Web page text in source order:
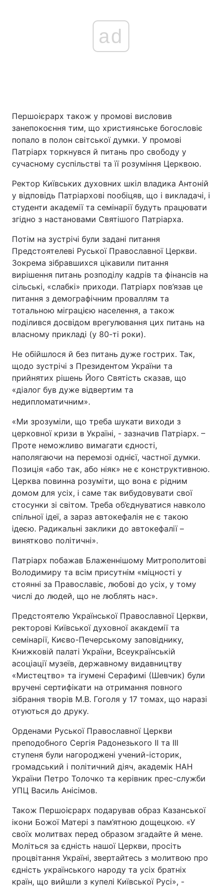
ad
Першоієрарх також у промові висловив
занепокоєння тим, що християнське богословіє
попало в полон світської думки. У промові
Патріарх торкнувся й питань про свободу у
сучасному суспільстві та її розуміння Церквою.
Ректор Київських духовних шкіл владика Антоній
у відповідь Патріархові пообіцяв, що і викладачі, і
студенти академії та семінарії будуть працювати
згідно з настановами Святішого Патріарха.
Потім на зустрічі були задані питання
Предстоятелеві Руської Православної Церкви.
Зокрема зібравшихся цікавили питання
вирішення питань розподілу кадрів та фінансів на
сільські, «слабкі» приходи. Патріарх пов’язав це
питання з демографічним проваллям та
тотальною міграцією населення, а також
поділився досвідом врегулювання цих питань на
власному прикладі (у 80-ті роки).
Не обійшлося й без питань дуже гострих. Так,
щодо зустрічі з Президентом України та
прийнятих рішень Його Святість сказав, що
«діалог був дуже відвертим та
недипломатичним».
«Ми зрозуміли, що треба шукати виходи з
церковної кризи в Україні, - зазначив Патріарх. –
Проте неможливо вимагати єдності,
наполягаючи на перемозі однієї, частної думки.
Позиція «або так, або ніяк» не є конструктивною.
Церква повинна розуміти, що вона є рідним
домом для усіх, і саме так вибудовувати свої
стосунки зі світом. Треба об’єднуватися навколо
спільної ідеї, а зараз автокефалія не є такою
ідеєю. Радикальні заклики до автокефалії –
винятково політичні».
Патріарх побажав Блаженнішому Митрополитові
Володимиру та всім присутнім «міцності у
стоянні за Православіє, любові до усіх, у тому
числі до людей, що не люблять нас».
Предстоятелю Української Православної Церкви,
ректорові Київської духовної акакдемії та
семінарії, Києво-Печерському заповіднику,
Книжковій палаті України, Всеукраїнській
асоціації музеїв, державному видавництву
«Мистецтво» та ігумені Серафимі (Шевчик) були
вручені сертифікати на отримання повного
зібрання творів М.В. Гоголя у 17 томах, що наразі
отуються до друку.
Орденами Руської Православної Церкви
преподобного Сергія Радонезького ІІ та ІІІ
ступеня були нагороджені учений-історик,
громадський і політичний діяч, академік НАН
України Петро Толочко та керівник прес-служби
УПЦ Василь Анісімов.
Також Першоієрарх подарував образ Казанської
ікони Божої Матері з пам’ятною дощецкою. «У
своїх молитвах перед образом згадайте й мене.
Моліться за єдність нашої Церкви, просіть
процвітання Україні, звертайтесь з молитвою про
єдність українського народу та усіх братніх
країн, що вийшли з купелі Київської Русі», -